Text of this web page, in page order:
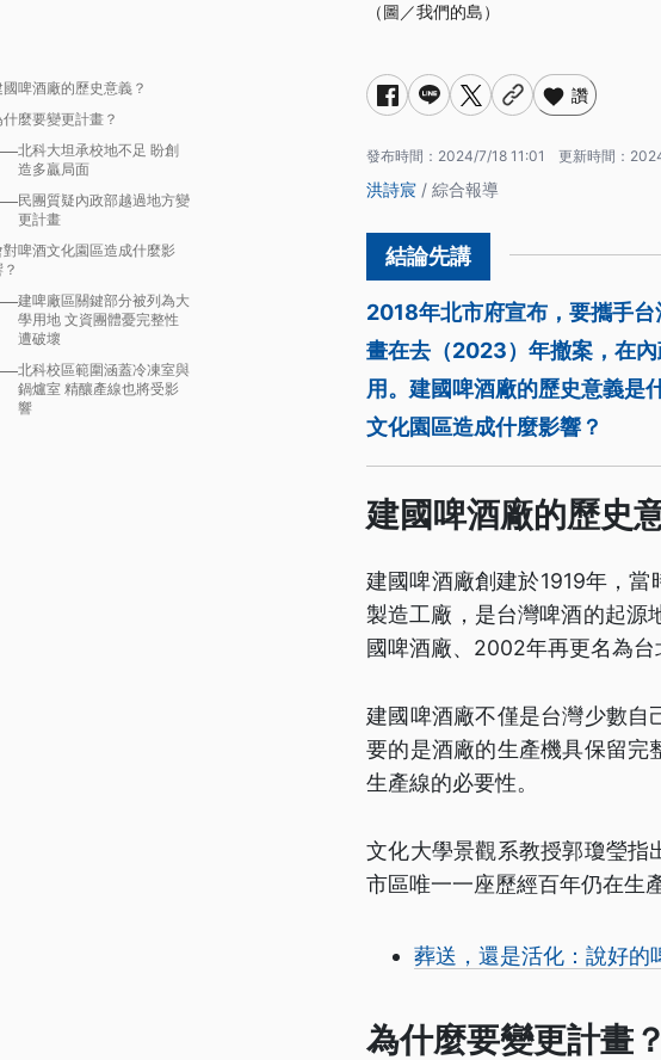
（圖／我們的島）
國啤酒廠的歷史意義？
什麼要變更計畫？
北科大坦承校地不足 盼創
造多贏局面
民團質疑內政部越過地方變
更計畫
對啤酒文化園區造成什麼影
建啤廠區關鍵部分被列為大
學用地 文資團體憂完整性
遭破壞
北科校區範圍涵蓋冷凍室與
鍋爐室 精釀產線也將受影
響
讚
發布時間： 2024/7/18 11:01 更新時間：
洪詩宸 / 綜合報導
2018年北市府宣布，要攜手
畫在去（2023）年撤案，在
用。建國啤酒廠的歷史意義是
文化園區造成什麼影響？
建國啤酒廠的歷史
建國啤酒廠創建於1919年，
製造工廠，是台灣啤酒的起源
國啤酒廠、2002年再更名為台
建國啤酒廠不僅是台灣少數自
要的是酒廠的生產機具保留完
生產線的必要性。
文化大學景觀系教授郭瓊瑩指
市區唯一一座歷經百年仍在生
葬送，還是活化：說好的
為什麼要變更計畫？